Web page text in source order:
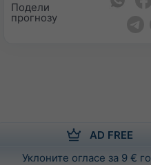
Подели
прогнозу
AD FREE
Уклоните огласе за 9 €